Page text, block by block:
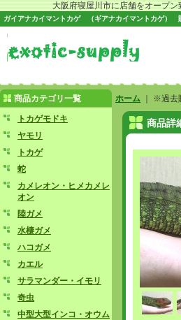
大阪府寝屋川市に店舗をオープン致し
ガイアナカイマントカゲ （ギアナカイマントカゲ
商品カテゴリ一覧
トカゲモドキ
ヤモリ
トカゲ
蛇
カメレオン・ヒメカメレ
オン
陸ガメ
水棲ガメ
ハコガメ
カエル
サラマンダー・イモリ
奇虫
中型大型インコ・オウム
ホーム ｜ ※過去
商品詳